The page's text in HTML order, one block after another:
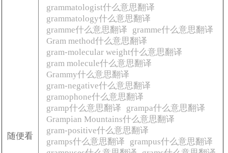
随便看
grammatologist什么意思翻译
grammatology什么意思翻译
gramme什么意思翻译
gramme什么意思翻译
Gram method什么意思翻译
gram-molecular weight什么意思翻译
gram molecule什么意思翻译
Grammy什么意思翻译
gram-negative什么意思翻译
gramophone什么意思翻译
gramp什么意思翻译
grampa什么意思翻译
Grampian Mountains什么意思翻译
gram-positive什么意思翻译
gramps什么意思翻译
grampus什么意思翻译